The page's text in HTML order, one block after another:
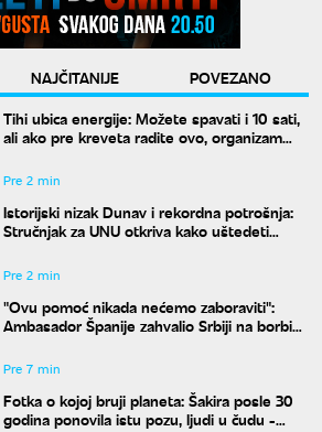
NAJČITANIJE
POVEZANO
Tihi ubica energije: Možete spavati i 10 sati,
ali ako pre kreveta radite ovo, organizam
Pre 2 min
Istorijski nizak Dunav i rekordna potrošnja:
Stručnjak za UNU otkriva kako uštedeti
Pre 2 min
"Ovu pomoć nikada nećemo zaboraviti":
Ambasador Španije zahvalio Srbiji na borbi
Pre 7 min
Fotka o kojoj bruji planeta: Šakira posle 30
godina ponovila istu pozu, ljudi u čudu -